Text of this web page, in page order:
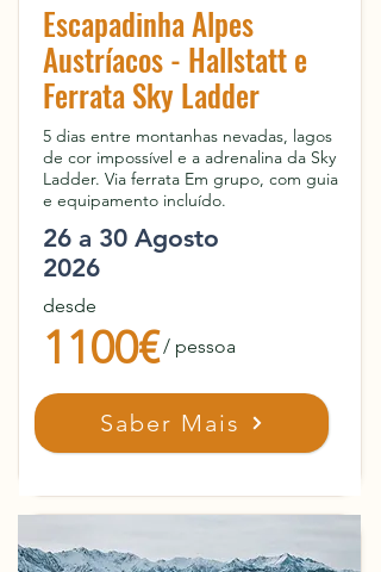
Escapadinha Alpes
Austríacos - Hallstatt e
Ferrata Sky Ladder
5 dias entre montanhas nevadas, lagos
de cor impossível e a adrenalina da Sky
Ladder. Via ferrata Em grupo, com guia
e equipamento incluído.
26 a 30 Agosto
2026
desde
1100€/ pessoa
Saber Mais